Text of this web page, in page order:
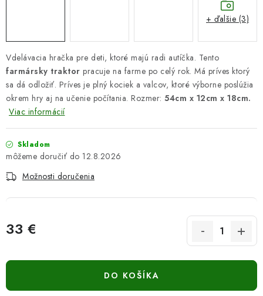
Vdelávacia hračka pre deti, ktoré majú radi autíčka. Tento
farmársky traktor pracuje na farme po celý rok. Má príves ktorý
sa dá odložiť. Príves je plný kociek a valcov, ktoré výborne poslúžia
okrem hry aj na učenie počítania. Rozmer: 54cm x 12cm x 18cm.
Viac informácií
Skladom
12.8.2026
Možnosti doručenia
33 €
DO KOŠÍKA
+ ďalšie (3)